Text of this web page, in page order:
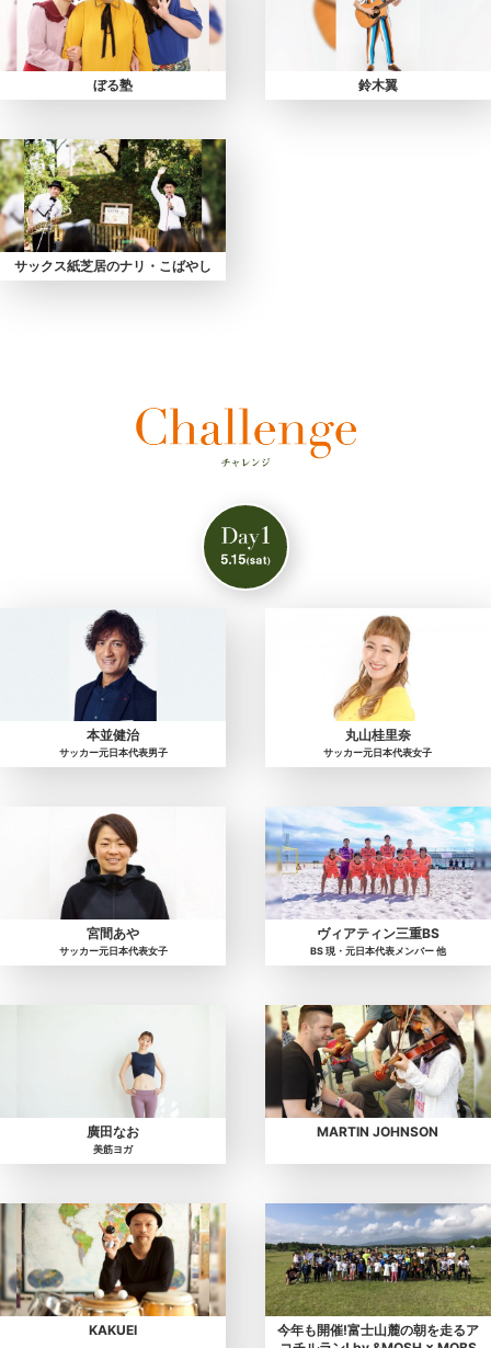
ぼる塾 鈴木翼
サックス紙芝居のナリ・こばやし
本並健治
サッカー元日本代表男子
丸山桂里奈
サッカー元日本代表女子
宮間あや
サッカー元日本代表女子
ヴィアティン三重BS
BS 現・元日本代表メンバー 他
廣田なお
美筋ヨガ
MARTIN JOHNSON
KAKUEI
今年も開催!富士山麓の朝を走るア